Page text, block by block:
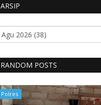
ARSIP
RANDOM POSTS
Polres